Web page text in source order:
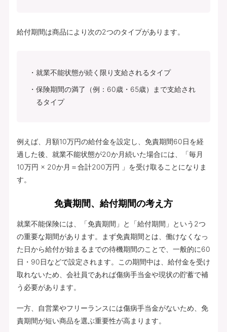
給付期間は商品により次の2つのタイプがあります。
就業不能状態が続く限り支給されるタイプ
保険期間の満了（例：60歳・65歳）まで支給され
るタイプ
例えば、月額10万円の給付金を設定し、免責期間60日を経
過した後、就業不能状態が20か月続いた場合には、「毎月
10万円 × 20か月＝合計200万円 」を受け取ることになりま
す。
免責期間、給付期間の考え方
就業不能保険には、「免責期間」と「給付期間」という2つ
の重要な期間があります。まず免責期間とは、働けなくなっ
た日から給付が始まるまでの待機期間のことで、一般的に60
日・90日などで設定されます。この期間中は、給付金を受け
取れないため、会社員であれば傷病手当金や現状の貯蓄で補
う必要があります。
一方、自営業やフリーランスには傷病手当金がないため、免
責期間が短い商品を選ぶ重要性が高まります。